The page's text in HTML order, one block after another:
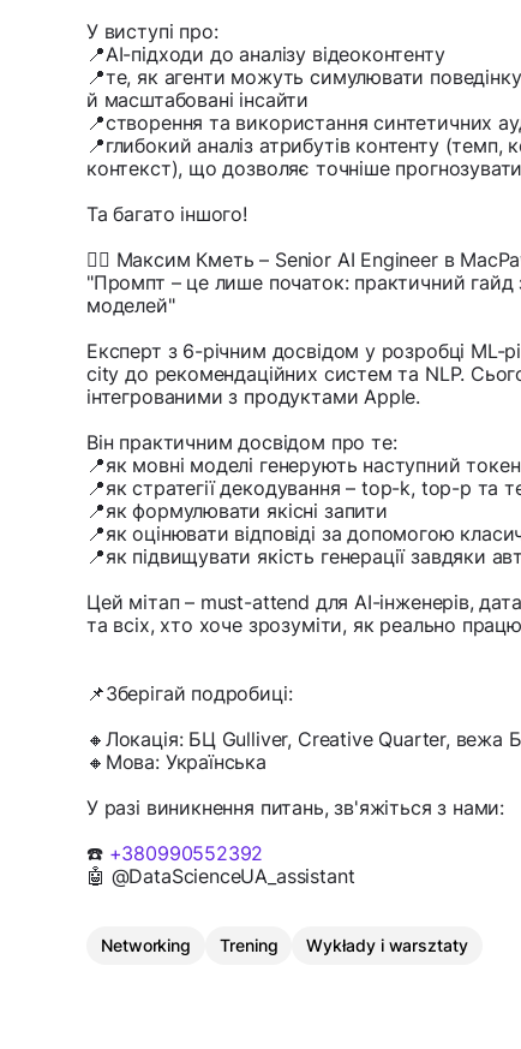
У виступі про:
📍AI-підходи до аналізу відеоконтенту
📍те, як агенти можуть симулювати
й масштабовані інсайти
📍створення та використання синтетичних
📍глибокий аналіз атрибутів контенту (темп,
контекст), що дозволяє точніше
Та багато іншого!
👉🏻 Максим Кметь – Senior AI Engineer в
"Промпт – це лише початок: практичний
моделей"
Експерт з 6-річним досвідом у розробці ML-
city до рекомендаційних систем та NLP.
інтегрованими з продуктами Apple.
Він практичним досвідом про те:
📍як мовні моделі генерують наступний токен
📍як стратегії декодування – top-k, top-p та
📍як формулювати якісні запити
📍як оцінювати відповіді за допомогою
📍як підвищувати якість генерації завдяки
Цей мітап – must-attend для AI-інженерів,
та всіх, хто хоче зрозуміти, як реально
📌Зберігай подробиці:
🔸Локація: БЦ Gulliver, Creative Quarter, вежа
🔸Мова: Українська
У разі виникнення питань, зв'яжіться з нами:
☎️ +380990552392
🤖 @DataScienceUA_assistant
Networking Trening Wykłady i warsztaty